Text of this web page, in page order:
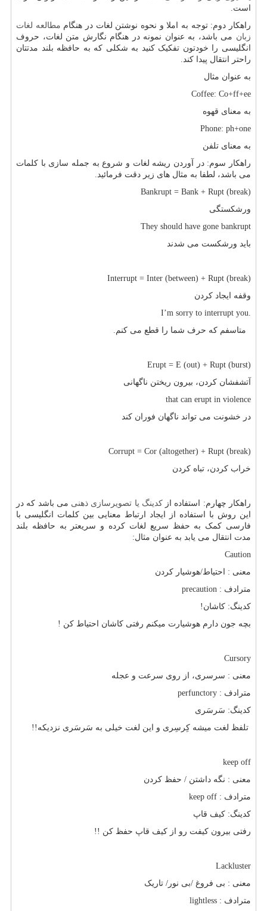
است.
راهکار دوم: توجه به املا و نحوه نوشتن لغات در هنگام مطالعه لغات
زبان می باشد، به عنوان نمونه در هنگام نگارش متن لغات، حروف
انگلیسی را خودتون تفکیک کنید به شکلی که به حافظه بلند مدتتان
راحتر انتقال پیدا کند.
به عنوان مثال
Coffee: Co+ff+ee
به معنای قهوه
Phone: ph+one
به معنای تلفن
راهکار سوم: در آوردن ریشه لغات و شروع به جمله سازی با کلمات
می باشد، لطفا به مثال های زیر دقت فرمائید.
Bankrupt = Bank + Rupt (break)
ورشکستگی
They should have gone bankrupt
باید ورشکست می شدند
Interrupt = Inter (between) + Rupt (break)
وقفه ایجاد کردن
I’m sorry to interrupt you.
متاسفم که حرف شما را قطع می کنم.
Erupt = E (out) + Rupt (burst)
آتشفشان کردن، بیرون ریختن ناگهانی
that can erupt in violence
در خشونت می تواند ناگهان فوران کند
Corrupt = Cor (altogether) + Rupt (break)
خراب کردن، تباه کردن
راهکار چهارم: استفاده ازکدینگ یا تصویرسازی ذهنی می باشد که در
این روش با استفاده از ایجاد ارتباط معنایی بین کلمات انگلیسی با
فارسی کمک به حفظ سریع لغات کرده و سریعتر به حافظه بلند
مدت انتقال می یابد به عنوان مثال:
Caution
معنی : احتیاط/هوشیار کردن
مترادف : precaution
کدینگ: کاشان!
بچه جون دارم هوشیارت میکنم رفتی کاشان احتیاط کن !
Cursory
معنی : سرسری، از روی سرعت و عجله
مترادف : perfunctory
کدینگ: سَرسَری
تلفظ لغت میشه کِرسِری و این لغت خیلی به سَرسَری نزدیکه!!
keep off
معنی : نگه داشتن / حفظ کردن
مترادف : keep off
کدینگ: کیف قاپ
رفتی بیرون کیفت رو از کیف قاپ حفظ کن !!
Lackluster
معنی : بی فروغ /بی نور/ تاریک
مترادف : lightless